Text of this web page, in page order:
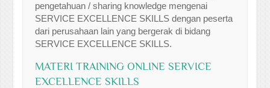
pengetahuan / sharing knowledge mengenai
SERVICE EXCELLENCE SKILLS dengan peserta
dari perusahaan lain yang bergerak di bidang
SERVICE EXCELLENCE SKILLS.
MATERI TRAINING ONLINE SERVICE
EXCELLENCE SKILLS